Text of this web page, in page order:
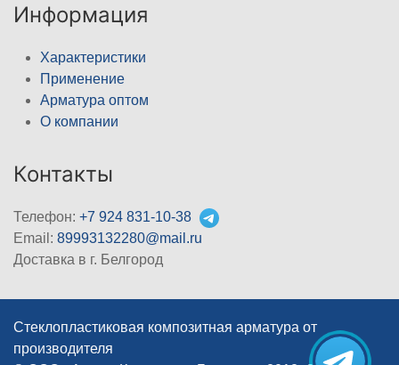
Информация
Характеристики
Применение
Арматура оптом
О компании
Контакты
Телефон: +7 924 831-10-38
Email: 89993132280@mail.ru
Доставка в г. Белгород
Стеклопластиковая композитная арматура от
производителя